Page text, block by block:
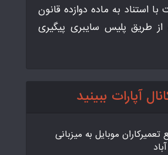
استناد به ماده دوازده قانون
از طریق پلیس سایبری پیگیری
آپارات ببینید
موبایل به میزبانی